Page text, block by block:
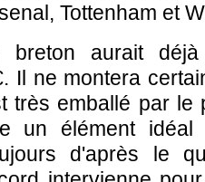
Tottenham et
aurait déjà
Il ne montera
très emballé par le
un élément idéal
d'après le